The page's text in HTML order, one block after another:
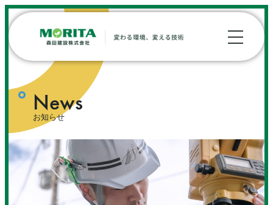
News
お知らせ